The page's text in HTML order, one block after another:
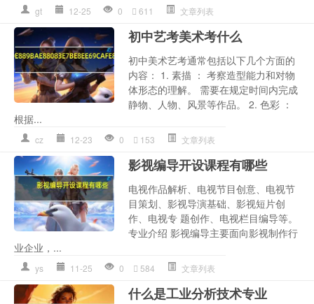
gt 12-25 0 611 文章列表
初中艺考美术考什么
初中美术艺考通常包括以下几个方面的
内容： 1. 素描 ： 考察造型能力和对物
体形态的理解。 需要在规定时间内完成
静物、人物、风景等作品。 2. 色彩 ：
根据...
cz 12-23 0 153 文章列表
影视编导开设课程有哪些
电视作品解析、电视节目创意、电视节
目策划、影视导演基础、影视短片创
作、电视专 题创作、电视栏目编导等。
专业介绍 影视编导主要面向影视制作行
业企业，...
ys 11-25 0 584 文章列表
什么是工业分析技术专业